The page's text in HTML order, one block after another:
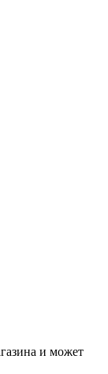
и может